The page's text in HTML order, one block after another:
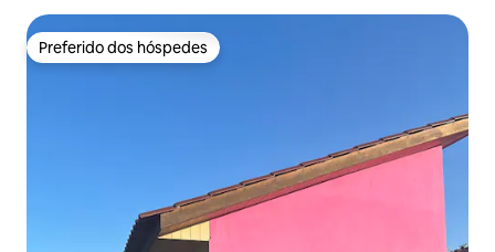
Preferido dos hóspedes
Preferido dos hóspedes